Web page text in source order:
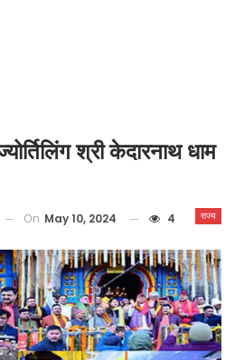
श्री केदारनाथ धाम
राज्य
On May 10, 2024 4